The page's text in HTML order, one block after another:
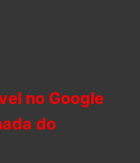
no Google
do